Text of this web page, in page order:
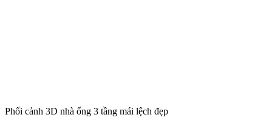
Phối cảnh 3D nhà ống 3 tầng mái lệch đẹp